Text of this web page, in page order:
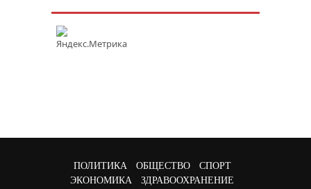
ПОЛИТИКА ОБЩЕСТВО
СПОРТ
ЭКОНОМИКА
ЗДРАВООХРАНЕНИЕ